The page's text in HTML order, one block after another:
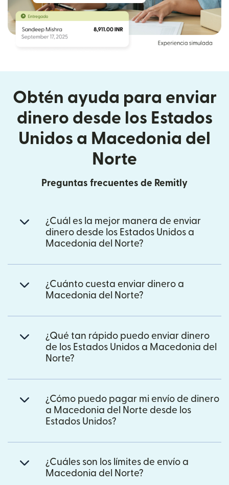
Obtén ayuda para enviar
dinero desde los Estados
Unidos a Macedonia del
Norte
Preguntas frecuentes de Remitly
¿Cuál es la mejor manera de enviar
dinero desde los Estados Unidos a
Macedonia del Norte?
¿Cuánto cuesta enviar dinero a
Macedonia del Norte?
¿Qué tan rápido puedo enviar dinero
de los Estados Unidos a Macedonia del
Norte?
¿Cómo puedo pagar mi envío de dinero
a Macedonia del Norte desde los
Estados Unidos?
¿Cuáles son los límites de envío a
Macedonia del Norte?